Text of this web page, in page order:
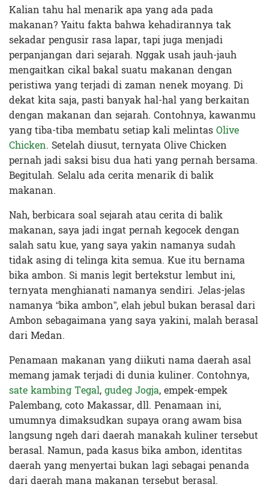
Kalian tahu hal menarik apa yang ada pada
makanan? Yaitu fakta bahwa kehadirannya tak
sekadar pengusir rasa lapar, tapi juga menjadi
perpanjangan dari sejarah. Nggak usah jauh-jauh
mengaitkan cikal bakal suatu makanan dengan
peristiwa yang terjadi di zaman nenek moyang. Di
dekat kita saja, pasti banyak hal-hal yang berkaitan
dengan makanan dan sejarah. Contohnya, kawanmu
yang tiba-tiba membatu setiap kali melintasOlive
Chicken. Setelah diusut, ternyata Olive Chicken
pernah jadi saksi bisu dua hati yang pernah bersama.
Begitulah. Selalu ada cerita menarik di balik
makanan.
Nah, berbicara soal sejarah atau cerita di balik
makanan, saya jadi ingat pernah kegocek dengan
salah satu kue, yang saya yakin namanya sudah
tidak asing di telinga kita semua. Kue itu bernama
bika ambon. Si manis legit bertekstur lembut ini,
ternyata menghianati namanya sendiri. Jelas-jelas
namanya “bika ambon”, elah jebul bukan berasal dari
Ambon sebagaimana yang saya yakini, malah berasal
dari Medan.
Penamaan makanan yang diikuti nama daerah asal
memang jamak terjadi di dunia kuliner. Contohnya,
sate kambing Tegal,gudeg Jogja, empek-empek
Palembang, coto Makassar, dll. Penamaan ini,
umumnya dimaksudkan supaya orang awam bisa
langsung ngeh dari daerah manakah kuliner tersebut
berasal. Namun, pada kasus bika ambon, identitas
daerah yang menyertai bukan lagi sebagai penanda
dari daerah mana makanan tersebut berasal.